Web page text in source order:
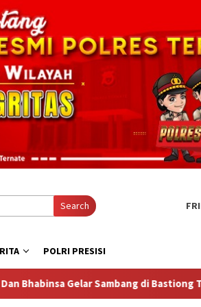
Search
POLRI PRESISI
Kapolda Malut